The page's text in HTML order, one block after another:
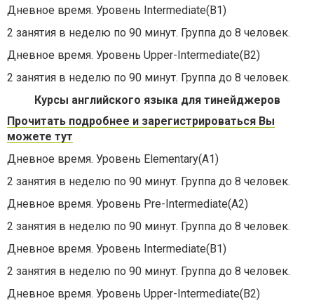
Дневное время. Уровень Intermediate(В1)
2 занятия в неделю по 90 минут. Группа до 8 человек.
Дневное время. Уровень Upper-Intermediate(В2)
2 занятия в неделю по 90 минут. Группа до 8 человек.
Курсы английского языка для тинейджеров
Прочитать подробнее и зарегистрироваться Вы
можете тут
Дневное время. Уровень Elementary(A1)
2 занятия в неделю по 90 минут. Группа до 8 человек.
Дневное время. Уровень Pre-Intermediate(A2)
2 занятия в неделю по 90 минут. Группа до 8 человек.
Дневное время. Уровень Intermediate(В1)
2 занятия в неделю по 90 минут. Группа до 8 человек.
Дневное время. Уровень Upper-Intermediate(В2)